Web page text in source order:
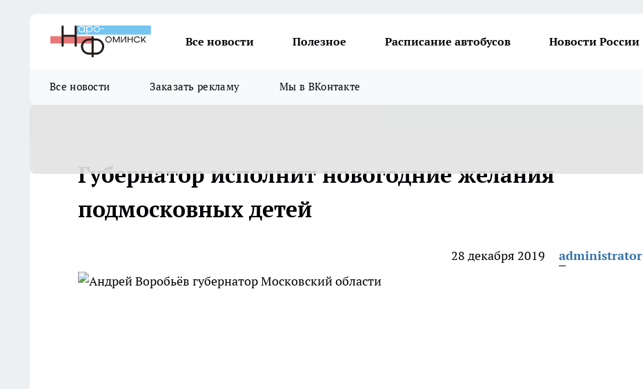
Все новости Полезное Расписание автобусов Новости России
Все новости Заказать рекламу Мы в ВКонтакте
Губернатор исполнит новогодние желания
подмосковных детей
28 декабря 2019 administrator